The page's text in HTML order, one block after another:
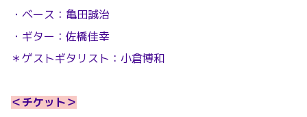
・ベース：亀田誠治
・ギター：佐橋佳幸
＊ゲストギタリスト：小倉博和
＜チケット＞